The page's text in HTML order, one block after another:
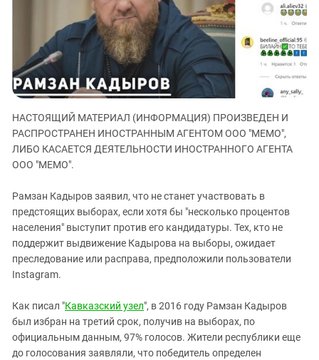
ЗАСТАВЛЯЕТ
КАВКАЗ ЗА ПАЛЕСТИНУ
ИНАКОМЫСЛИЕ В ЧЕЧНЕ
ПРЕСЛЕДОВАНИЕ АКТИВИСТОВ
МОБИЛИЗАЦИЯ И ПРОТЕСТЫ
Ингушетия
Кабардино-Балкария
Калмыкия
Карачаево-Черкесия
Краснодарский край
Нагорный Карабах
Российская Федерация
Северная Осетия - Алания
СКФО
Ставропольский край
Чечня
Южная Осетия
Южный Кавказ
ЮФО
НАСТОЯЩИЙ МАТЕРИАЛ (ИНФОРМАЦИЯ) ПРОИЗВЕДЕН И
РАСПРОСТРАНЕН ИНОСТРАННЫМ АГЕНТОМ ООО "МЕМО",
ЛИБО КАСАЕТСЯ ДЕЯТЕЛЬНОСТИ ИНОСТРАННОГО АГЕНТА
ООО "МЕМО".
Рамзан Кадыров заявил, что не станет участвовать в
предстоящих выборах, если хотя бы "несколько процентов
населения" выступит против его кандидатуры. Тех, кто не
поддержит выдвижение Кадырова на выборы, ожидает
преследование или расправа, предположили пользователи
Instagram.
Как писал "Кавказский узел", в 2016 году Рамзан Кадыров
был избран на третий срок, получив на выборах, по
официальным данным, 97% голосов. Жители республики еще
до голосования заявляли, что победитель определен